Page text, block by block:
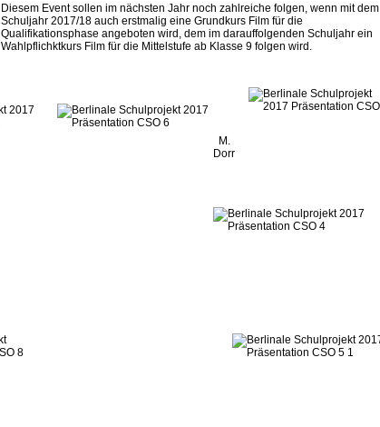
Diesem Event sollen im nächsten Jahr noch zahlreiche folgen, wenn mit dem
Schuljahr 2017/18 auch erstmalig eine Grundkurs Film für die
Qualifikationsphase angeboten wird, dem im darauffolgenden Schuljahr ein
Wahlpflichktkurs Film für die Mittelstufe ab Klasse 9 folgen wird.
M.
Dorr